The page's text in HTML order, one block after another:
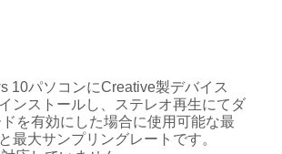
10パソコンにCreative製デバイス
ンストールし、ステレオ再生にてダ
を有効にした場合に使用可能な最
最大サンプリングレートです。